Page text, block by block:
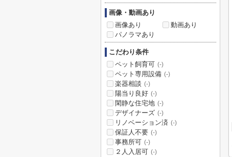
画像・動画あり
画像あり
動画あり
パノラマあり
こだわり条件
ペット飼育可 (-)
ペット専用設備 (-)
楽器相談 (-)
陽当り良好 (-)
閑静な住宅地 (-)
デザイナーズ (-)
リノベーション済 (-)
保証人不要 (-)
事務所可 (-)
２人入居可 (-)